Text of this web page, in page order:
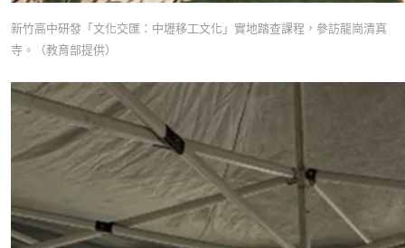
新竹高中研發「文化交匯：中壢移工文化」實地踏查課程，參訪龍崗清真
寺。（教育部提供）